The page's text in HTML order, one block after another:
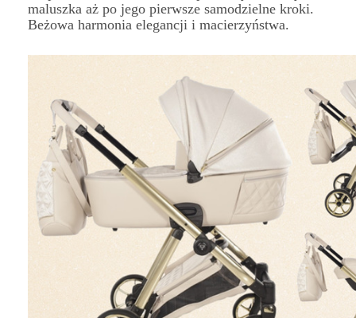
maluszka aż po jego pierwsze samodzielne kroki.
Beżowa harmonia elegancji i macierzyństwa.